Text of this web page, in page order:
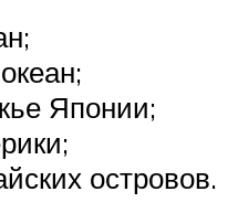
Японии;
островов.